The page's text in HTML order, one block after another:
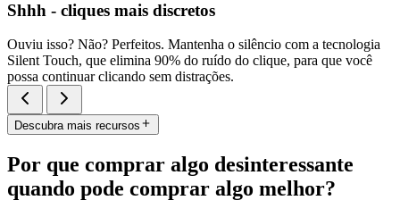
Shhh - cliques mais discretos
Ouviu isso? Não? Perfeitos. Mantenha o silêncio com a tecnologia
Silent Touch, que elimina 90% do ruído do clique, para que você
possa continuar clicando sem distrações.
Descubra mais recursos
Por que comprar algo desinteressante
quando pode comprar algo melhor?